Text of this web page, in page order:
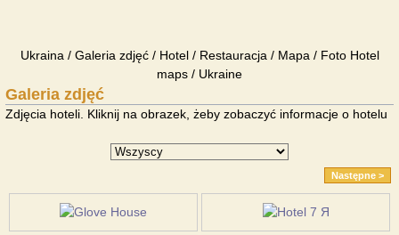
Ukraina / Galeria zdjęć / Hotel / Restauracja / Mapa / Foto Hotel
maps / Ukraine
Galeria zdjęć
Zdjęcia hoteli. Kliknij na obrazek, żeby zobaczyć informacje o hotelu
Następne >